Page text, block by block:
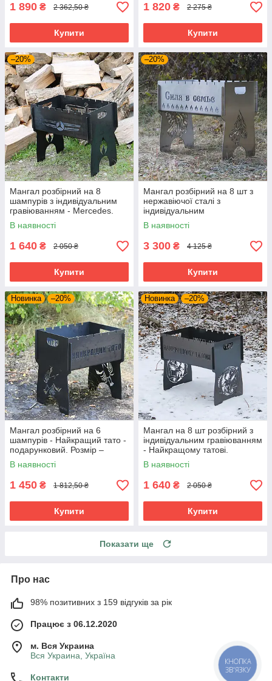
1 890 ₴ 2 362,50 ₴
Купити
1 820 ₴ 2 275 ₴
Купити
–20%
Мангал розбірний на 8
шампурів з індивідуальним
гравіюванням - Mercedes.
Розмір – 500х300х440 мм
В наявності
1 640 ₴ 2 050 ₴
Купити
–20%
Мангал розбірний на 8 шт з
нержавіючої сталі з
індивідуальним
гравіюванням. Розмір –
500х300х440 мм
В наявності
3 300 ₴ 4 125 ₴
Купити
Новинка –20%
Мангал розбірний на 6
шампурів - Найкращий тато -
подарунковий. Розмір –
380х300х440 мм
В наявності
1 450 ₴ 1 812,50 ₴
Купити
Новинка –20%
Мангал на 8 шт розбірний з
індивідуальним гравіюванням
- Найкращому татові.
Подарунковий мангал
В наявності
1 640 ₴ 2 050 ₴
Купити
Показати ще
Про нас
98% позитивних з 159 відгуків за рік
Працює з 06.12.2020
м. Вся Украина
Вся Украина, Україна
Контакти
КНОПКА
ЗВ'ЯЗКУ